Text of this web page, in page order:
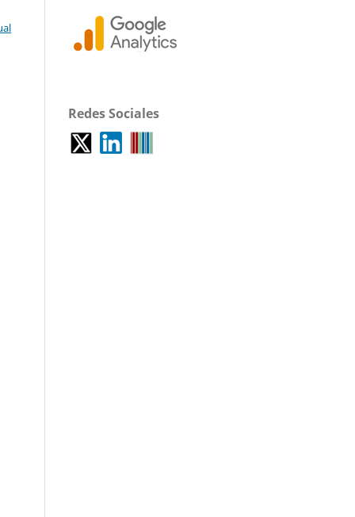
Redes Sociales